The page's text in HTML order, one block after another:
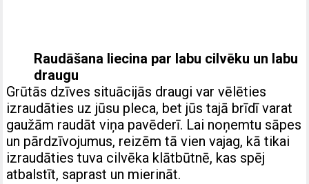
Raudāšana liecina par labu cilvēku un labu
draugu
Grūtās dzīves situācijās draugi var vēlēties
izraudāties uz jūsu pleca, bet jūs tajā brīdī varat
gaužām raudāt viņa pavēderī. Lai noņemtu sāpes
un pārdzīvojumus, reizēm tā vien vajag, kā tikai
izraudāties tuva cilvēka klātbūtnē, kas spēj
atbalstīt, saprast un mierināt.